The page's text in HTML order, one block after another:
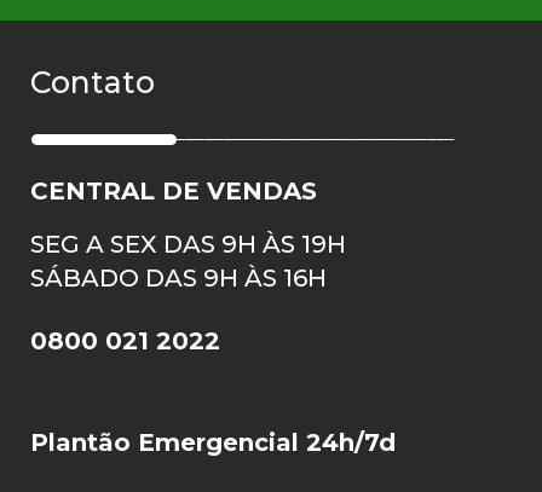
Contato
CENTRAL DE VENDAS
SEG A SEX DAS 9H ÀS 19H
SÁBADO DAS 9H ÀS 16H
0800 021 2022
Plantão Emergencial 24h/7d